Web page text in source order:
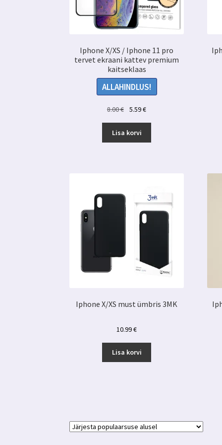
Iphone X/XS / Iphone 11 pro
tervet ekraani kattev premium
kaitseklaas
ALLAHINDLUS!
8.00€
Algne
oli:
8.00 €.
5.59€Praegune
5.59 €.
Lisa korvi
Iphone X/XS must ümbris 3MK
10.99€
Lisa korvi